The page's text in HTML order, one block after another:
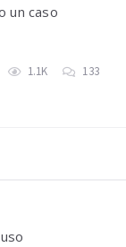
un caso
1.1K 133